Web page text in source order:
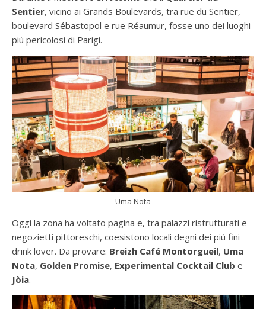
Sentier, vicino ai Grands Boulevards, tra rue du Sentier,
boulevard Sébastopol e rue Réaumur, fosse uno dei luoghi
più pericolosi di Parigi.
Uma Nota
Oggi la zona ha voltato pagina e, tra palazzi ristrutturati e
negozietti pittoreschi, coesistono locali degni dei più fini
drink lover. Da provare: Breizh Café Montorgueil, Uma
Nota, Golden Promise, Experimental Cocktail Club e
Jòia.